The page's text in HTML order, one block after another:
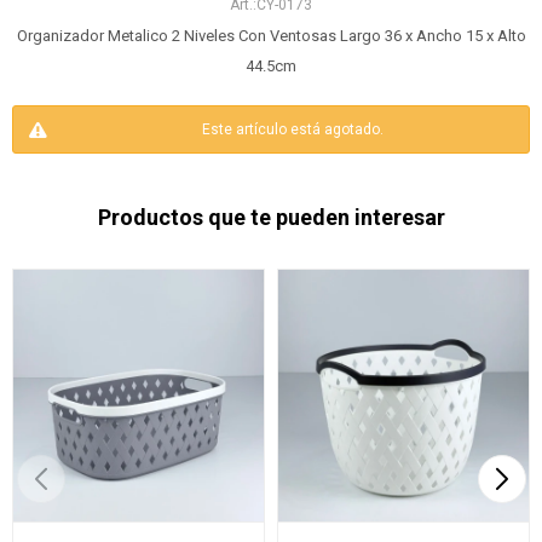
CY-0173
Organizador Metalico 2 Niveles Con Ventosas Largo 36 x Ancho 15 x Alto
44.5cm
Este artículo está agotado.
Productos que te pueden interesar